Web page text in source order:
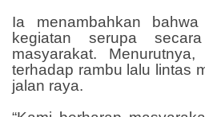
Ia menambahkan
kegiatan serupa
masyarakat.
terhadap rambu lalu lintas
jalan raya.